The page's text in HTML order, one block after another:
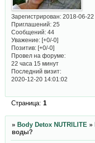
Зарегистрирован: 2018-06-22
Приглашений:25
Сообщений:44
Уважение: [+0/-0]
Позитив: [+0/-0]
Провел на форуме:
22 часа 15 минут
Последний визит:
2020-12-20 14:01:02
Страница: 1
» Body Detox NUTRILITE »
воды?